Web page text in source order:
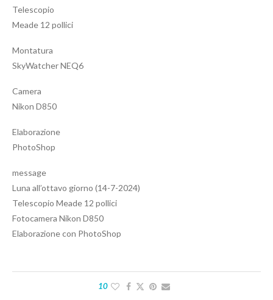
Telescopio
Meade 12 pollici
Montatura
SkyWatcher NEQ6
Camera
Nikon D850
Elaborazione
PhotoShop
message
Luna all’ottavo giorno (14-7-2024)
Telescopio Meade 12 pollici
Fotocamera Nikon D850
Elaborazione con PhotoShop
10